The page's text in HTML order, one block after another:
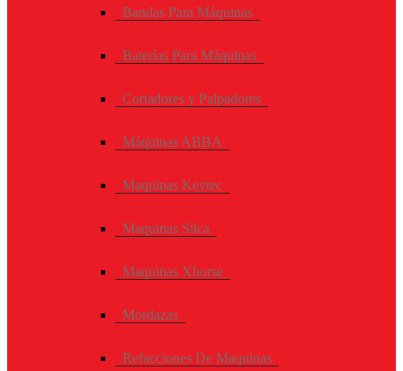
Bandas Para Máquinas
Baterías Para Máquinas
Cortadores y Palpadores
Máquinas ABBA
Maquinas Keytec
Maquinas Silca
Maquinas Xhorse
Mordazas
Refacciones De Maquinas